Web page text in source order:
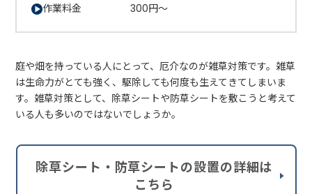
作業料金 300円～
庭や畑を持っている人にとって、厄介なのが雑草対策です。雑草
は生命力がとても強く、駆除しても何度も生えてきてしまいま
す。雑草対策として、除草シートや防草シートを敷こうと考えて
いる人も多いのではないでしょうか。
除草シート・防草シートの設置の詳細は
こちら